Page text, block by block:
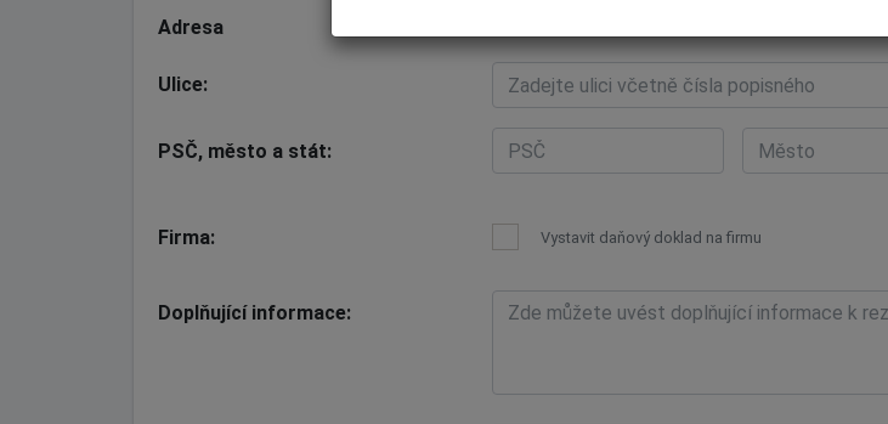
Adresa
Ulice
PSČ, město a stát
Firma Vystavit daňový doklad na firmu
Doplňující informace